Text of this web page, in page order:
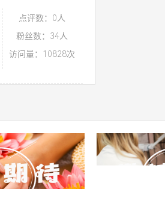
点评数：0人
粉丝数：34人
访问量：10828次